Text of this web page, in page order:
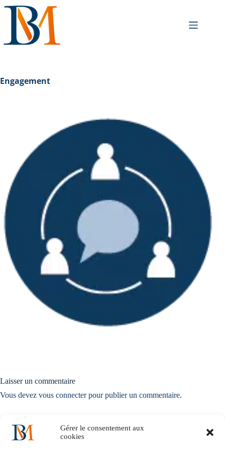
Gérer le consentement aux
cookies
Engagement
Laisser un commentaire
Vous devez vous connecterpour publier un commentaire.